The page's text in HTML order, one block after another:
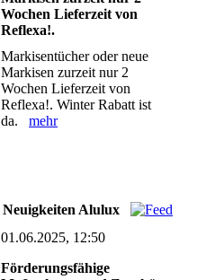
Wochen Lieferzeit von
Reflexa!.
Markisentücher oder neue
Markisen zurzeit nur 2
Wochen Lieferzeit von
Reflexa!. Winter Rabatt ist
da.mehr
Neuigkeiten Alulux
01.06.2025, 12:50
Förderungsfähige